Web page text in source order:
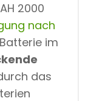
2000
nach
im
das